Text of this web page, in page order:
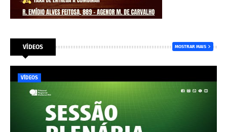
VÍDEOS MOSTRAR MAIS
VÍDEOS